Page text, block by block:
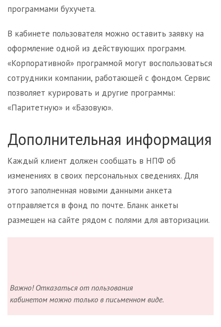
программами бухучета.
В кабинете пользователя можно оставить заявку на
оформление одной из действующих программ.
«Корпоративной» программой могут воспользоваться
сотрудники компании, работающей с фондом. Сервис
позволяет курировать и другие программы:
«Паритетную» и «Базовую».
Дополнительная информация
Каждый клиент должен сообщать в НПФ об
изменениях в своих персональных сведениях. Для
этого заполненная новыми данными анкета
отправляется в фонд по почте. Бланк анкеты
размещен на сайте рядом с полями для авторизации.
Важно! Отказаться от пользования
кабинетом можно только в письменном виде.